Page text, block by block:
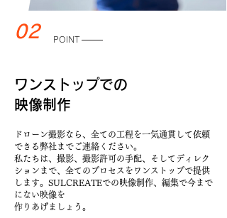
02 POINT
ワンストップでの
映像制作
ドローン撮影なら、全ての工程を一気通貫して依頼
できる弊社までご連絡ください。
私たちは、撮影、撮影許可の手配、そしてディレク
ションまで、全てのプロセスをワンストップで提供
します。SULCREATEでの映像制作、編集で今まで
にない映像を
作りあげましょう。